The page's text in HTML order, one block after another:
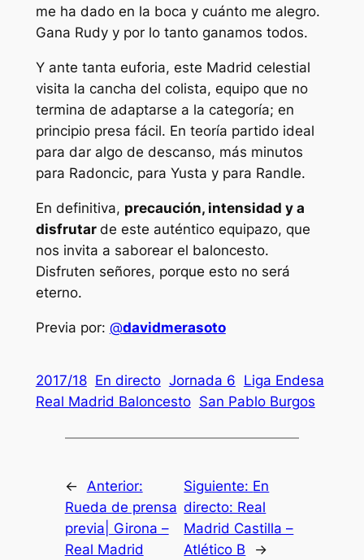
me ha dado en la boca y cuánto me alegro.
Gana Rudy y por lo tanto ganamos todos.
Y ante tanta euforia, este Madrid celestial
visita la cancha del colista, equipo que no
termina de adaptarse a la categoría; en
principio presa fácil. En teoría partido ideal
para dar algo de descanso, más minutos
para Radoncic, para Yusta y para Randle.
En definitiva, precaución, intensidad y a
disfrutar de este auténtico equipazo, que
nos invita a saborear el baloncesto.
Disfruten señores, porque esto no será
eterno.
Previa por: @davidmerasoto
2017/18 En directo Jornada 6 Liga Endesa
Real Madrid Baloncesto San Pablo Burgos
←
Anterior:
Rueda de prensa
previa| Girona –
Real Madrid
Siguiente: En
directo: Real
Madrid Castilla –
Atlético B
→